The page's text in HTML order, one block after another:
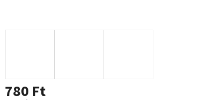
780 Ft